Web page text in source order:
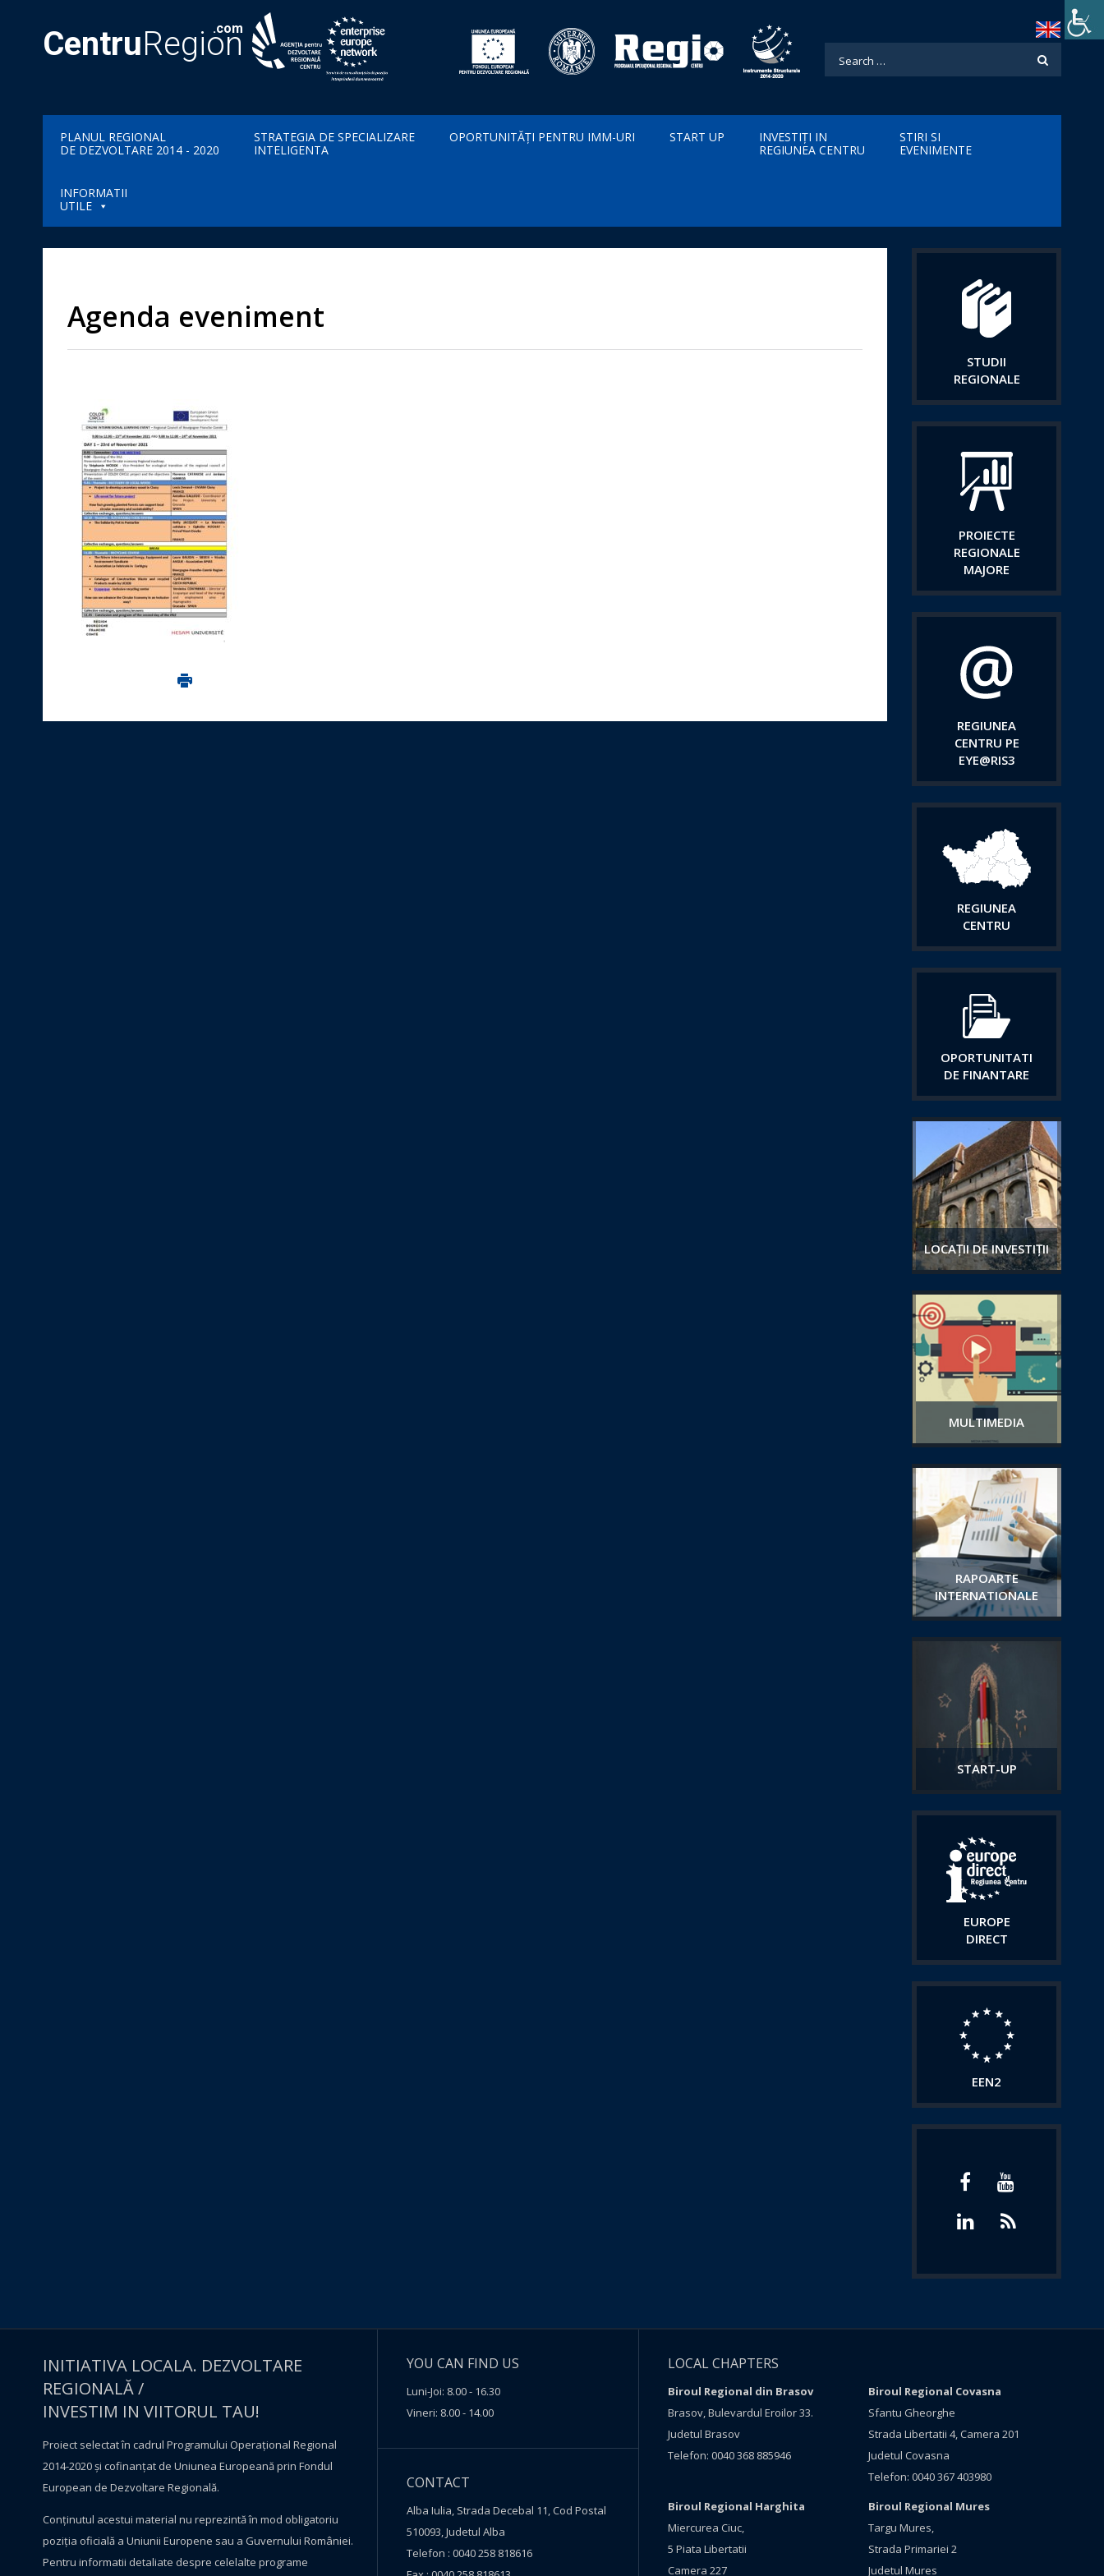
CentruRegion
.com
PLANUL REGIONAL
DE DEZVOLTARE 2014 - 2020
STRATEGIA DE SPECIALIZARE
INTELIGENTA
OPORTUNITĂȚI PENTRU IMM-URI START UP
INVESTIȚI IN
REGIUNEA CENTRU
STIRI SI
EVENIMENTE
INFORMATII
UTILE
Agenda eveniment
Imprima aceasta pagina
STUDII
REGIONALE
PROIECTE
REGIONALE
MAJORE
REGIUNEA
CENTRU PE
EYE@RIS3
REGIUNEA
CENTRU
OPORTUNITATI
DE FINANTARE
LOCAȚII DE INVESTIȚII
MULTIMEDIA
RAPOARTE
INTERNATIONALE
START-UP
EUROPE
DIRECT
EEN2
INITIATIVA LOCALA. DEZVOLTARE
REGIONALĂ /
INVESTIM IN VIITORUL TAU!
Proiect selectat în cadrul Programului Operațional Regional
2014-2020 și cofinanțat de Uniunea Europeană prin Fondul
European de Dezvoltare Regională.
Conţinutul acestui material nu reprezintă în mod obligatoriu
poziţia oficială a Uniunii Europene sau a Guvernului României.
Pentru informatii detaliate despre celelalte programe
YOU CAN FIND US
Luni-Joi: 8.00 - 16.30
Vineri: 8.00 - 14.00
CONTACT
Alba Iulia, Strada Decebal 11, Cod Postal
510093, Judetul Alba
Telefon : 0040 258 818616
LOCAL CHAPTERS
Biroul Regional din Brasov
Brasov, Bulevardul Eroilor 33.
Judetul Brasov
Telefon: 0040 368 885946
Biroul Regional Covasna
Sfantu Gheorghe
Strada Libertatii 4, Camera 201
Judetul Covasna
Telefon: 0040 367 403980
Biroul Regional Harghita
Miercurea Ciuc,
5 Piata Libertatii
Camera 227
Biroul Regional Mures
Targu Mures,
Strada Primariei 2
Judetul Mures